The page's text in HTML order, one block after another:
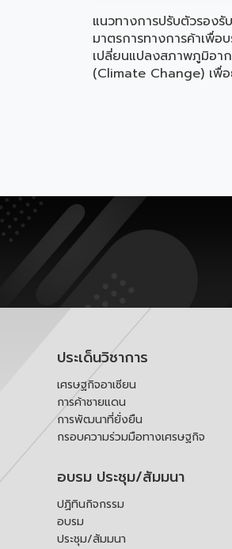
แนวทางการปรับตัวรองรับ
มาตรการทางการค้าเพื่อบ
เปลี่ยนแปลงสภาพภูมิอา
(Climate Change) เพื่
ประเด็นวิชาการ
เศรษฐกิจอาเซียน
การค้าชายแดน
การพัฒนาที่ยั่งยืน
กรอบความร่วมมือทางเศรษฐกิจ
อบรม ประชุม/สัมมนา
ปฏิทินกิจกรรม
อบรม
ประชุม/สัมมนา